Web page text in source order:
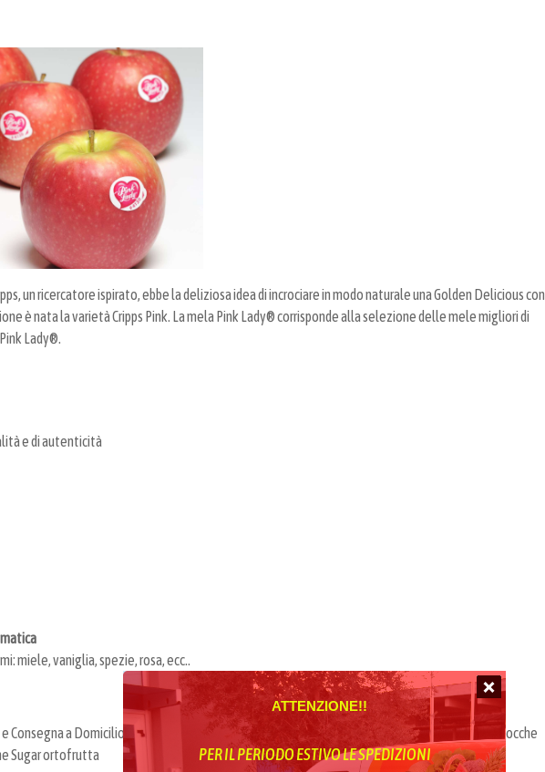
ATTENZIONE!!
PER IL PERIODO ESTIVO LE SPEDIZIONI
un ricercatore ispirato, ebbe la deliziosa idea di incrociare in modo naturale una Golden Delicious con
è nata la varietà Cripps Pink. La mela Pink Lady® corrisponde alla selezione delle mele migliori di
Lady®.
e di autenticità
miele, vaniglia, spezie, rosa, ecc..
a Domicilio | Strafrutta srl | Spedizione Gratuita di Frutta meloni angurie pesche albicocche
Sugar ortofrutta